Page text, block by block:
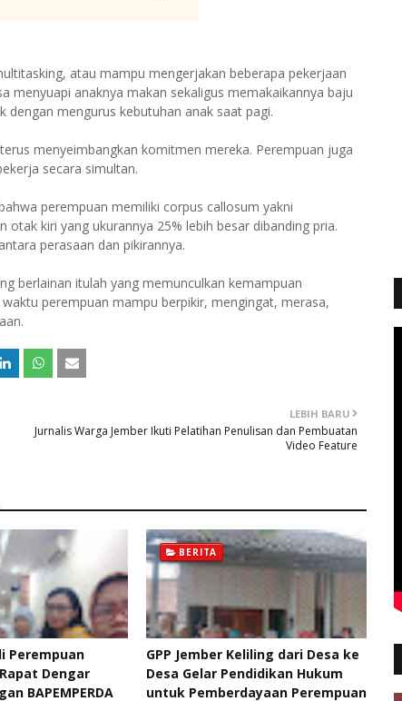
atau mampu mengerjakan beberapa pekerjaan
menyuapi anaknya makan sekaligus memakaikannya baju
mengurus kebutuhan anak saat pagi.
menyeimbangkan komitmen mereka. Perempuan juga
secara simultan.
perempuan memiliki corpus callosum yakni
kiri yang ukurannya 25% lebih besar dibanding pria.
perasaan dan pikirannya.
berlainan itulah yang memunculkan kemampuan
perempuan mampu berpikir, mengingat, merasa,
LEBIH BARU
Jurnalis Warga Jember Ikuti Pelatihan Penulisan dan Pembuatan
Video Feature
Perempuan
Dengar
BAPEMPERDA
BERITA
GPP Jember Keliling dari Desa ke
Desa Gelar Pendidikan Hukum
untuk Pemberdayaan Perempuan